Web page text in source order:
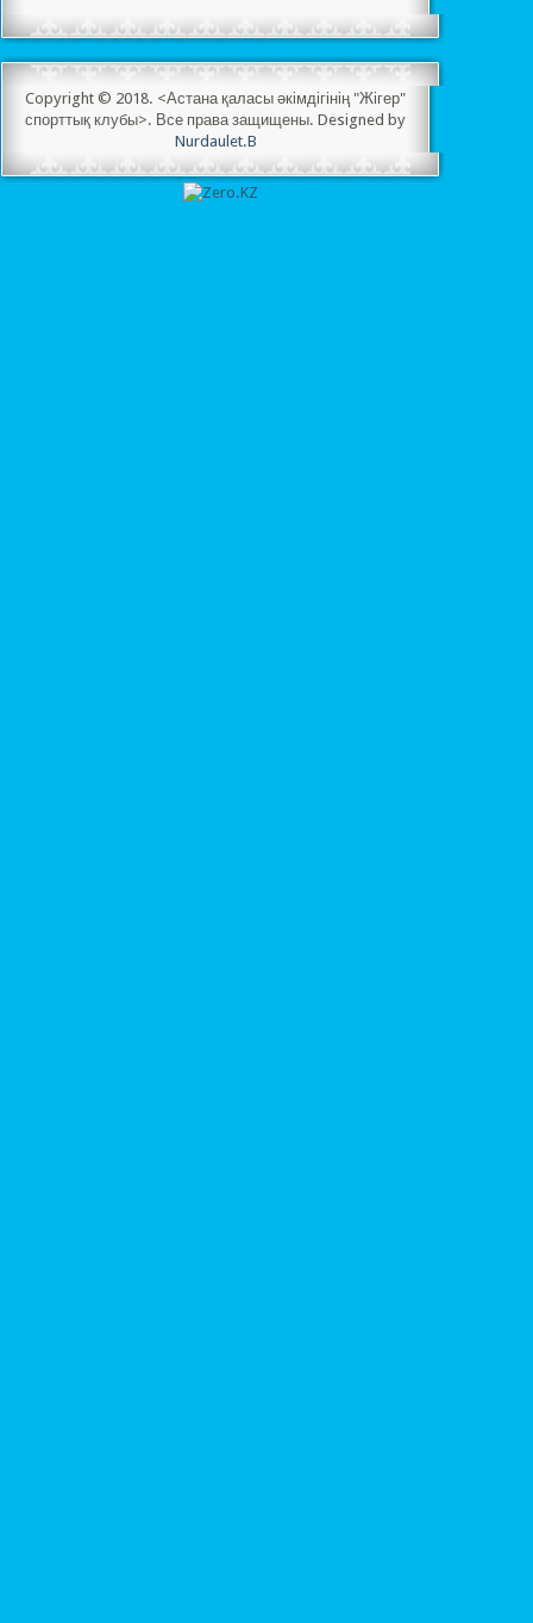
Copyright © 2018. <Астана қаласы әкімдігінің "Жігер"
спорттық клубы>. Все права защищены. Designed by
Nurdaulet.B